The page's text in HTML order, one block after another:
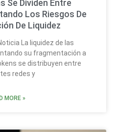
Se Dividen Entre
Los Riesgos De
De Liquidez
La liquidez de las
su fragmentación a
se distribuyen entre
redes y
MORE »